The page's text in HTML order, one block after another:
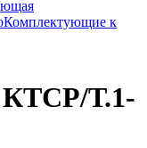
Комплектующие к
Т.1-